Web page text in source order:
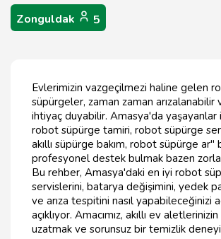
Zonguldak 5
Evlerimizin vazgeçilmezi haline gelen
süpürgeler, zaman zaman arızalanabilir
ihtiyaç duyabilir. Amasya'da yaşayanlar
robot süpürge tamiri, robot süpürge
akıllı süpürge bakım, robot süpürge ar"
profesyonel destek bulmak bazen
Bu rehber, Amasya'daki en iyi robot
servislerini, batarya değişimini, yedek
ve arıza tespitini nasıl yapabileceğinizi
açıklıyor. Amacımız, akıllı ev
uzatmak ve sorunsuz bir temizlik